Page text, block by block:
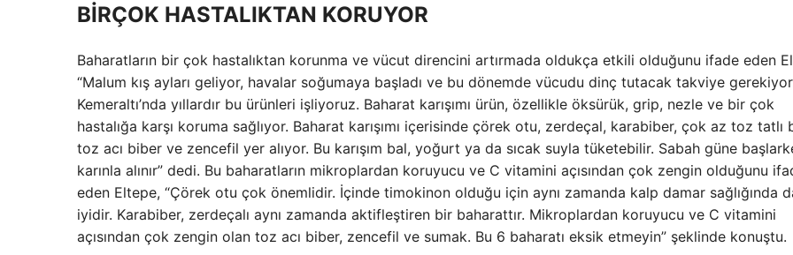
BİRÇOK HASTALIKTAN KORUYOR
Baharatların bir çok hastalıktan korunma ve vücut direncini artırmada oldukça etkili olduğunu ifade eden
“Malum kış ayları geliyor, havalar soğumaya başladı ve bu dönemde vücudu dinç tutacak takviye
Kemeraltı’nda yıllardır bu ürünleri işliyoruz. Baharat karışımı ürün, özellikle öksürük, grip, nezle ve bir çok
hastalığa karşı koruma sağlıyor. Baharat karışımı içerisinde çörek otu, zerdeçal, karabiber, çok az toz tatlı
toz acı biber ve zencefil yer alıyor. Bu karışım bal, yoğurt ya da sıcak suyla tüketebilir. Sabah güne
karınla alınır” dedi. Bu baharatların mikroplardan koruyucu ve C vitamini açısından çok zengin olduğunu
eden Eltepe, “Çörek otu çok önemlidir. İçinde timokinon olduğu için aynı zamanda kalp damar sağlığında
iyidir. Karabiber, zerdeçalı aynı zamanda aktifleştiren bir baharattır. Mikroplardan koruyucu ve C vitamini
açısından çok zengin olan toz acı biber, zencefil ve sumak. Bu 6 baharatı eksik etmeyin” şeklinde konuştu.